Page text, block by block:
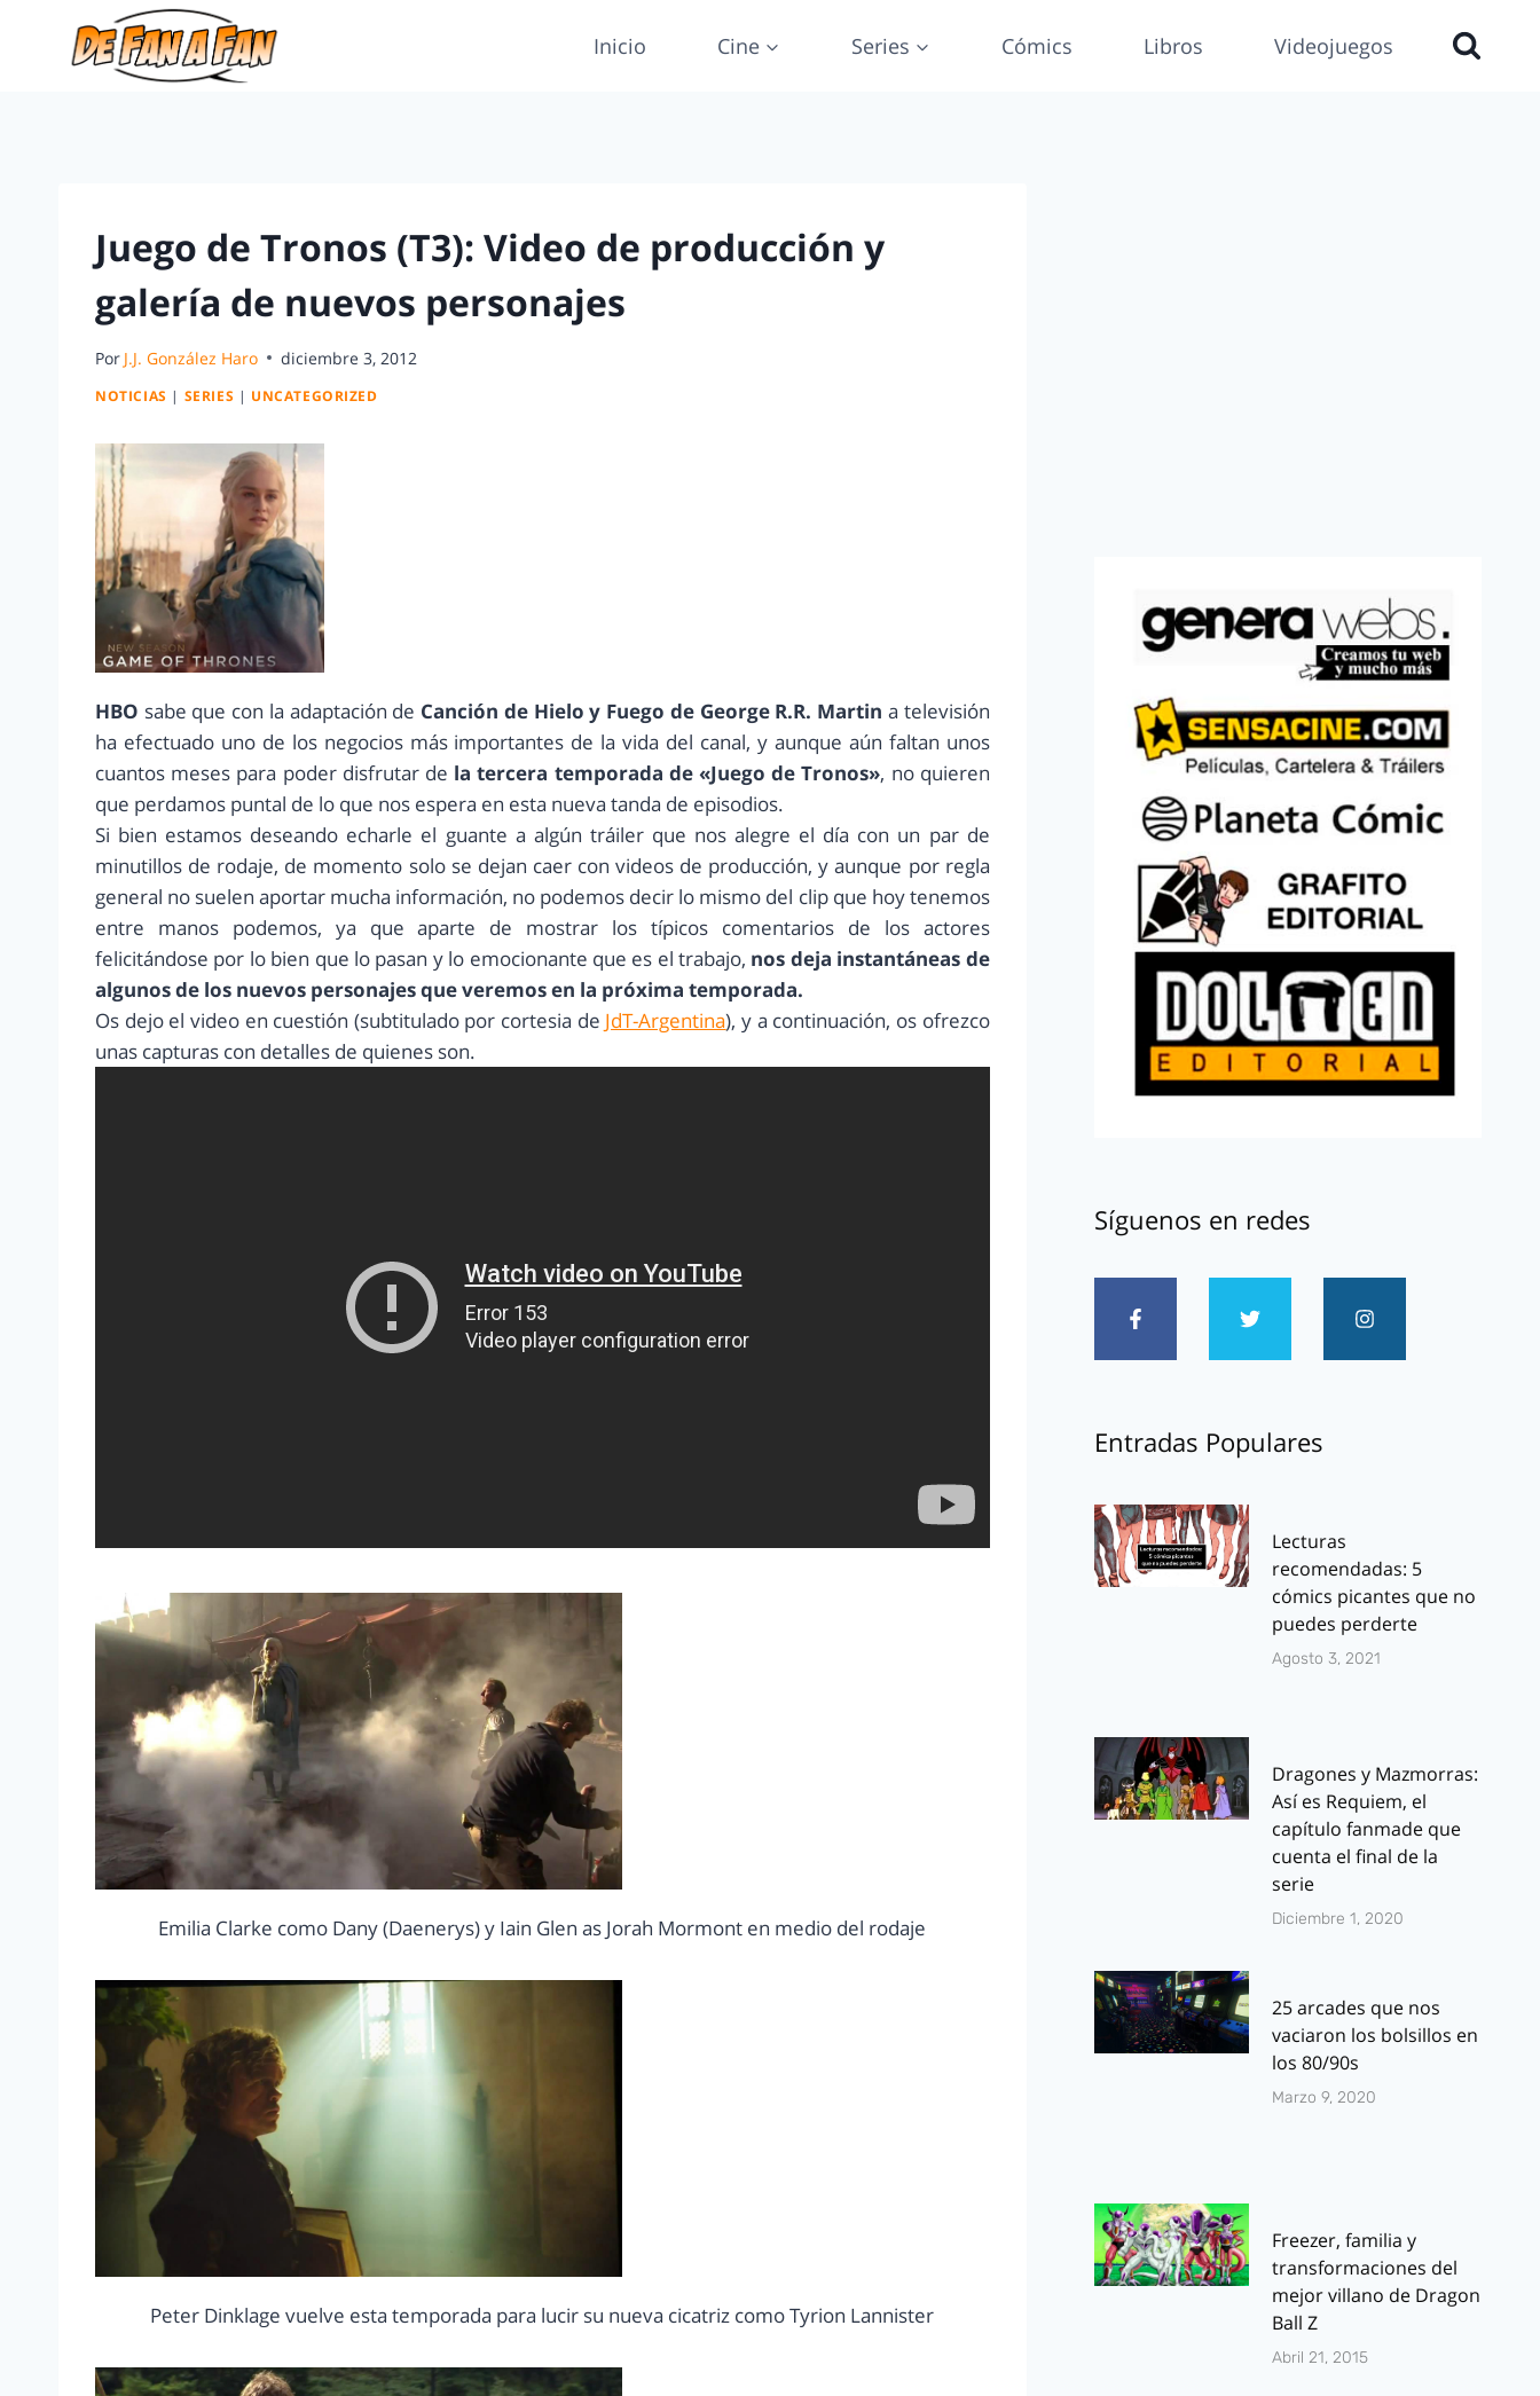
Inicio Cine Series Cómics Libros Videojuegos
Juego de Tronos (T3): Video de producción y
galería de nuevos personajes
Por J.J. González Haro diciembre 3, 2012
NOTICIAS | SERIES | UNCATEGORIZED
HBO sabe que con la adaptación de Canción de Hielo y Fuego de George R.R. Martin a televisión
ha efectuado uno de los negocios más importantes de la vida del canal, y aunque aún faltan unos
cuantos meses para poder disfrutar de la tercera temporada de «Juego de Tronos», no quieren
que perdamos puntal de lo que nos espera en esta nueva tanda de episodios.
Si bien estamos deseando echarle el guante a algún tráiler que nos alegre el día con un par de
minutillos de rodaje, de momento solo se dejan caer con videos de producción, y aunque por regla
general no suelen aportar mucha información, no podemos decir lo mismo del clip que hoy tenemos
entre manos podemos, ya que aparte de mostrar los típicos comentarios de los actores
felicitándose por lo bien que lo pasan y lo emocionante que es el trabajo, nos deja instantáneas de
algunos de los nuevos personajes que veremos en la próxima temporada.
Os dejo el video en cuestión (subtitulado por cortesia de JdT-Argentina), y a continuación, os ofrezco
unas capturas con detalles de quienes son.
Emilia Clarke como Dany (Daenerys) y Iain Glen as Jorah Mormont en medio del rodaje
Peter Dinklage vuelve esta temporada para lucir su nueva cicatriz como Tyrion Lannister
Síguenos en redes
Entradas Populares
Lecturas
recomendadas: 5
cómics picantes que no
puedes perderte
Agosto 3, 2021
Dragones y Mazmorras:
Así es Requiem, el
capítulo fanmade que
cuenta el final de la
serie
Diciembre 1, 2020
25 arcades que nos
vaciaron los bolsillos en
los 80/90s
Marzo 9, 2020
Freezer, familia y
transformaciones del
mejor villano de Dragon
Ball Z
Abril 21, 2015